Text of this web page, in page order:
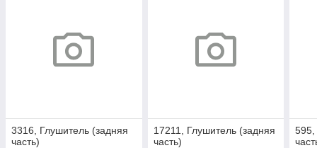
3316, Глушитель (задняя
часть)
17211, Глушитель (задняя
часть)
595,